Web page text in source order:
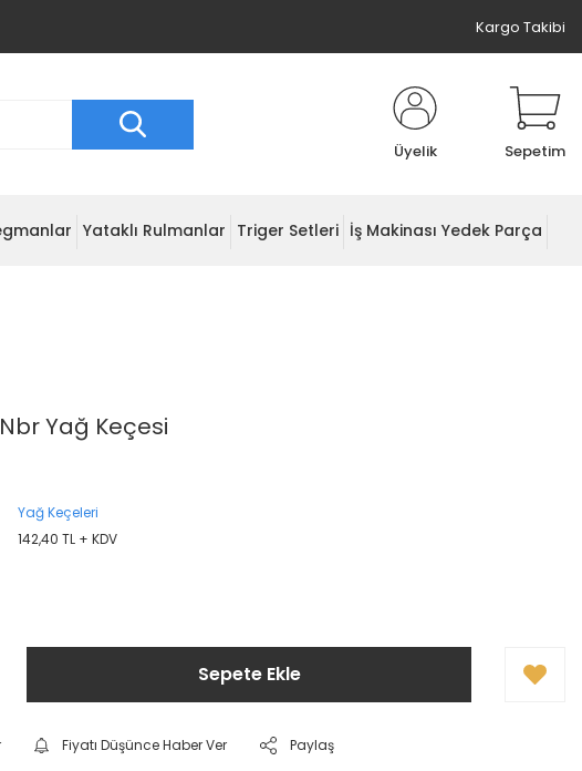
Kargo Takibi
Üyelik Sepetim
Yataklı Rulmanlar Triger Setleri İş Makinası Yedek Parça
Nbr Yağ Keçesi
Yağ Keçeleri
142,40 TL + KDV
Sepete Ekle
Fiyatı Düşünce Haber Ver Paylaş